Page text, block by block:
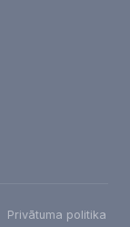
Privātuma politika